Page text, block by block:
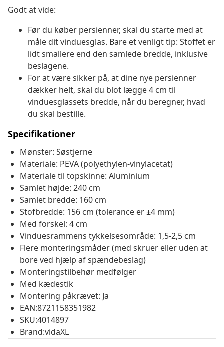
Godt at vide:
Før du køber persienner, skal du starte med at
måle dit vinduesglas. Bare et venligt tip: Stoffet er
lidt smallere end den samlede bredde, inklusive
beslagene.
For at være sikker på, at dine nye persienner
dækker helt, skal du blot lægge 4 cm til
vinduesglassets bredde, når du beregner, hvad
du skal bestille.
Specifikationer
Mønster: Søstjerne
Materiale: PEVA (polyethylen-vinylacetat)
Materiale til topskinne: Aluminium
Samlet højde: 240 cm
Samlet bredde: 160 cm
Stofbredde: 156 cm (tolerance er ±4 mm)
Med forskel: 4 cm
Vinduesrammens tykkelsesområde: 1,5-2,5 cm
Flere monteringsmåder (med skruer eller uden at
bore ved hjælp af spændebeslag)
Monteringstilbehør medfølger
Med kædestik
Montering påkrævet: Ja
EAN:8721158351982
SKU:4014897
Brand:vidaXL